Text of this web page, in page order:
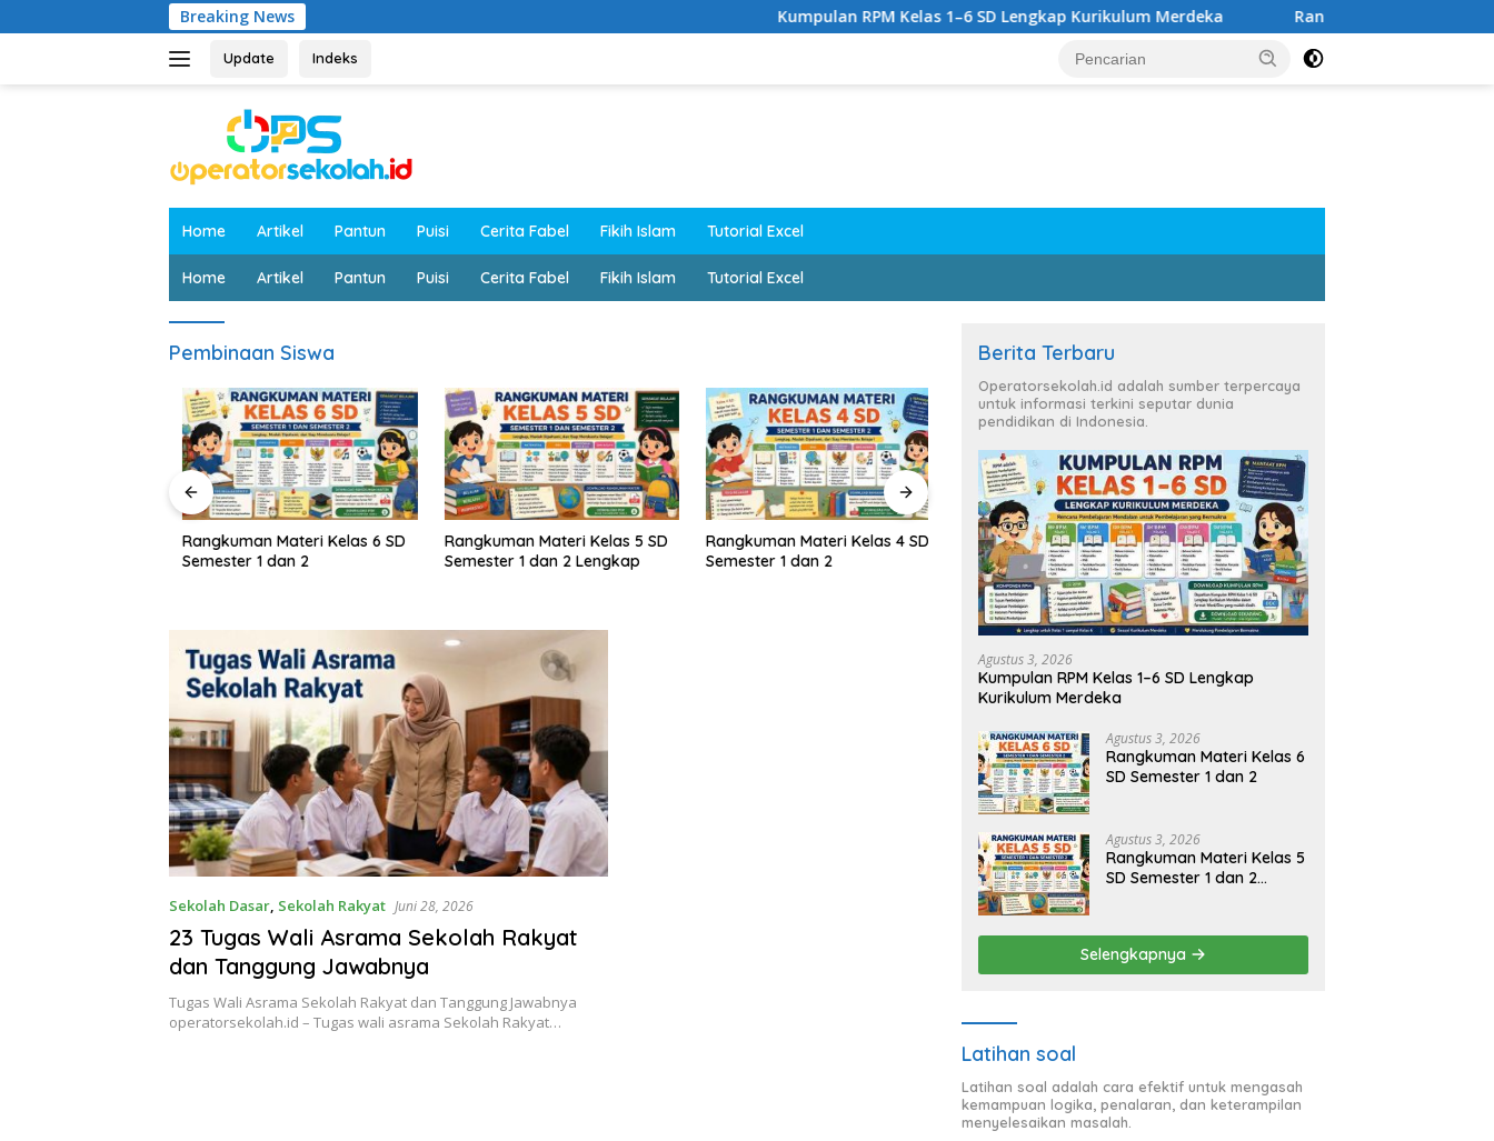
ke
Breaking News Kumpulan RPM Kelas 1–6 SD Lengkap Kurikulum Merdeka Rangkuman Materi Kelas 6 SD
Update Indeks
Home Artikel Pantun Puisi Cerita Fabel Fikih Islam Tutorial Excel
Home Artikel Pantun Puisi Cerita Fabel Fikih Islam Tutorial Excel
Pembinaan Siswa
Rangkuman Materi Kelas 6 SD
Semester 1 dan 2
Rangkuman Materi Kelas 5 SD
Semester 1 dan 2 Lengkap
Rangkuman Materi Kelas 4 SD
Semester 1 dan 2
Rangkuman Materi Kelas 2 SD
Semester 1 dan 2
Rangkuman Materi Kelas 1 SD
Semester 1 dan 2 Lengkap
Sekolah Dasar, Sekolah Rakyat Juni 28, 2026
23 Tugas Wali Asrama Sekolah Rakyat
dan Tanggung Jawabnya
Tugas Wali Asrama Sekolah Rakyat dan Tanggung Jawabnya
operatorsekolah.id – Tugas wali asrama Sekolah Rakyat…
Berita Terbaru
Operatorsekolah.id adalah sumber terpercaya
untuk informasi terkini seputar dunia
pendidikan di Indonesia.
Agustus 3, 2026
Kumpulan RPM Kelas 1–6 SD Lengkap
Kurikulum Merdeka
Agustus 3, 2026
Rangkuman Materi Kelas 6
SD Semester 1 dan 2
Agustus 3, 2026
Rangkuman Materi Kelas 5
SD Semester 1 dan 2
Selengkapnya
Latihan soal
Latihan soal adalah cara efektif untuk mengasah
kemampuan logika, penalaran, dan keterampilan
menyelesaikan masalah.